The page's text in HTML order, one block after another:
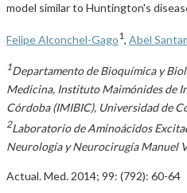
model similar to Huntington's
Felipe Alconchel-Gago1, Abel
1Departamento de Bioquímica y
Medicina, Instituto Maimónides de
Córdoba (IMIBIC), Universidad de
2Laboratorio de Aminoácidos
Neurología y Neurocirugía Manuel
Actual. Med. 2014; 99: (792): 60-64